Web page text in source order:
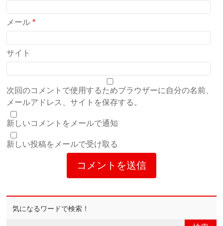
メール*
サイト
次回のコメントで使用するためブラウザーに自分の名前、
メールアドレス、サイトを保存する。
新しいコメントをメールで通知
新しい投稿をメールで受け取る
気になるワードで検索！